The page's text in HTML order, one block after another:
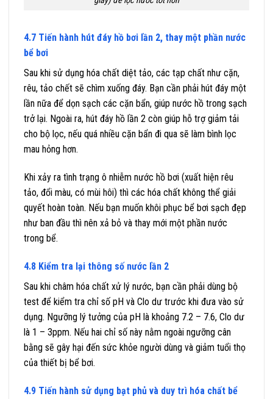
4.7 Tiến hành hút đáy hồ bơi lần 2, thay một phần nước
bể bơi
Sau khi sử dụng hóa chất diệt tảo, các tạp chất như cặn,
rêu, tảo chết sẽ chìm xuống đáy. Bạn cần phải hút đáy một
lần nữa để dọn sạch các cặn bẩn, giúp nước hồ trong sạch
trở lại. Ngoài ra, hút đáy hồ lần 2 còn giúp hỗ trợ giảm tải
cho bộ lọc, nếu quá nhiều cặn bẩn đi qua sẽ làm bình lọc
mau hỏng hơn.
Khi xảy ra tình trạng ô nhiễm nước hồ bơi (xuất hiện rêu
tảo, đổi màu, có mùi hôi) thì các hóa chất không thể giải
quyết hoàn toàn. Nếu bạn muốn khôi phục bể bơi sạch đẹp
như ban đầu thì nên xả bỏ và thay mới một phần nước
trong bể.
4.8 Kiểm tra lại thông số nước lần 2
Sau khi châm hóa chất xử lý nước, bạn cần phải dùng bộ
test để kiểm tra chỉ số pH và Clo dư trước khi đưa vào sử
dụng. Ngưỡng lý tưởng của pH là khoảng 7.2 – 7.6, Clo dư
là 1 – 3ppm. Nếu hai chỉ số này nằm ngoài ngưỡng cân
bằng sẽ gây hại đến sức khỏe người dùng và giảm tuổi thọ
của thiết bị bể bơi.
4.9 Tiến hành sử dụng bạt phủ và duy trì hóa chất bể